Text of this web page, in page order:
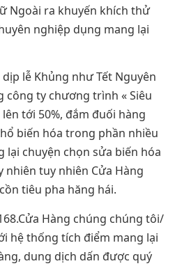
Ngoài ra khuyến khích thử
nghiệp dụng mang lại
lễ Khủng như Tết Nguyên
ty chương trình « Siêu
tới 50%, đắm đuối hàng
biến hóa trong phần nhiều
lại chuyện chọn sửa biến hóa
tuy nhiên Cửa Hàng
tiêu pha hăng hái.
Hàng chúng chúng tôi/
hệ thống tích điểm mang lại
dung dịch dấn được quý